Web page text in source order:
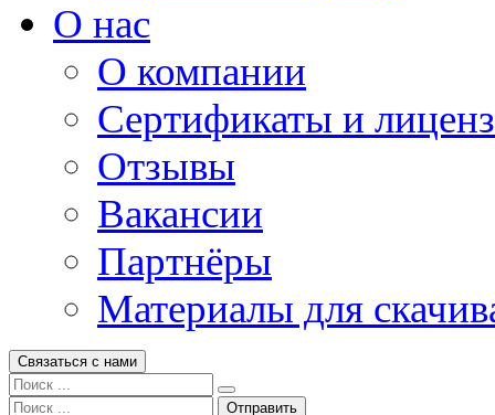
О нас
О компании
Сертификаты и
Отзывы
Вакансии
Партнёры
Материалы для
Связаться с нами